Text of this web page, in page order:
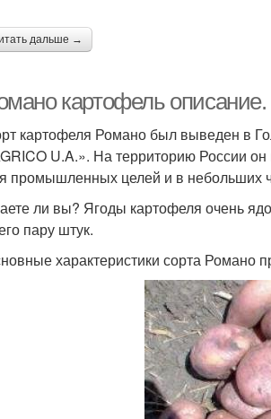
дальше →
картофель
картофеля Романо был выведен в
U.A.». На территорию России
промышленных целей и в небольших
ли вы? Ягоды картофеля очень
пару штук.
характеристики сорта Романо